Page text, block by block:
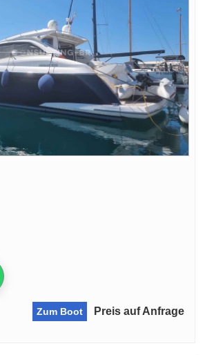
Zum Boot Preis auf Anfrage